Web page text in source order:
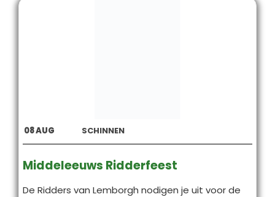
08AUG SCHINNEN
Middeleeuws Ridderfeest
De Ridders van Lemborgh nodigen je uit voor de